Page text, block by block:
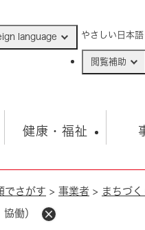
language やさしい日本語
閲覧補助
票・戸籍 子育て
健康・福祉
福祉・健康・生活
観光 市の概
でさがす > 事業者 > まちづ
働）